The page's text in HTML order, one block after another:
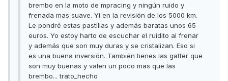
brembo en la moto de mpracing y ningún ruido y
frenada mas suave. Yi en la revisión de los 5000 km.
Le pondré estas pastillas y además baratas unos 65
euros. Yo estoy harto de escuchar el ruidito al frenar
y además que son muy duras y se cristalizan. Eso si
es una buena inversión. También tienes las galfer que
son muy buenas y valen un poco mas que las
brembo... trato_hecho